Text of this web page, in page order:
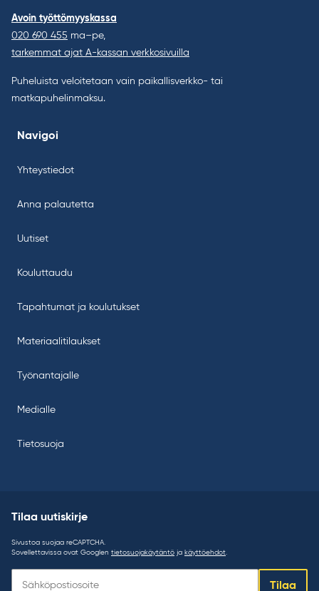
Avoin työttömyyskassa
020 690 455 ma–pe,
tarkemmat ajat A-kassan verkkosivuilla
Puheluista veloitetaan vain paikallisverkko- tai
matkapuhelinmaksu.
Navigoi
Yhteystiedot
Anna palautetta
Uutiset
Kouluttaudu
Tapahtumat ja koulutukset
Materiaalitilaukset
Työnantajalle
Medialle
Tietosuoja
Tilaa uutiskirje
Sivustoa suojaa reCAPTCHA.
Sovellettavissa ovat Googlen tietosuojakäytäntö ja käyttöehdot
uutiskirje:
Tilaa